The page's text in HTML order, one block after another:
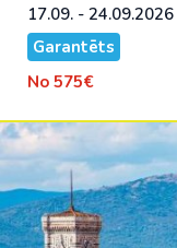
17.09. - 24.09.2026
Garantēts
No 575€